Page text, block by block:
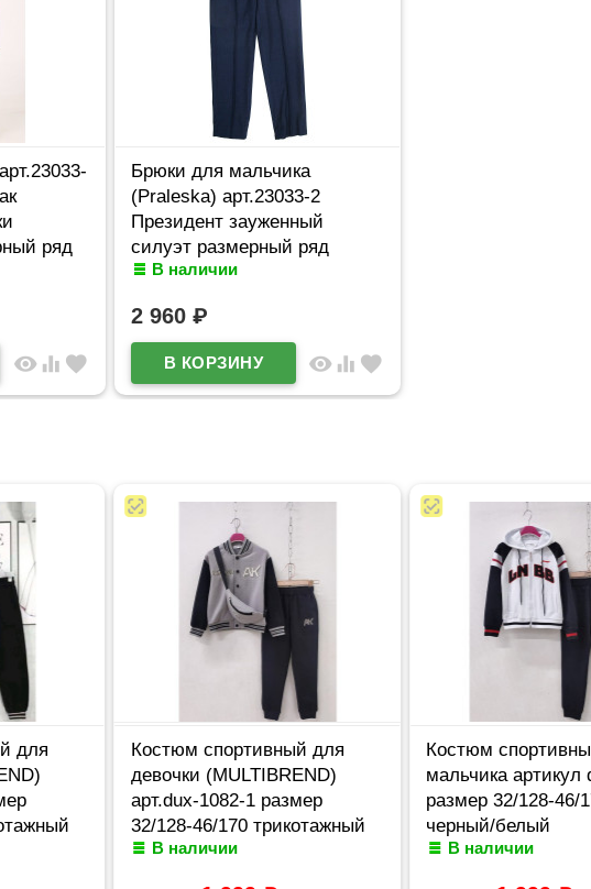
ряд
visibility equalizer favorite
Брюки для мальчика
(Praleska) арт.23033-2
Президент зауженный
силуэт размерный ряд
28/122-46/182 цвет синий
В наличии
2 960 ₽
visibility equalizer favorite
для
Костюм спортивный для
девочки (MULTIBREND)
арт.dux-1082-1 размер
32/128-46/170 трикотажный
цвет мятный
В наличии
Костюм
мальчика артикул
размер 32/128-46/
черный/белый
В наличии